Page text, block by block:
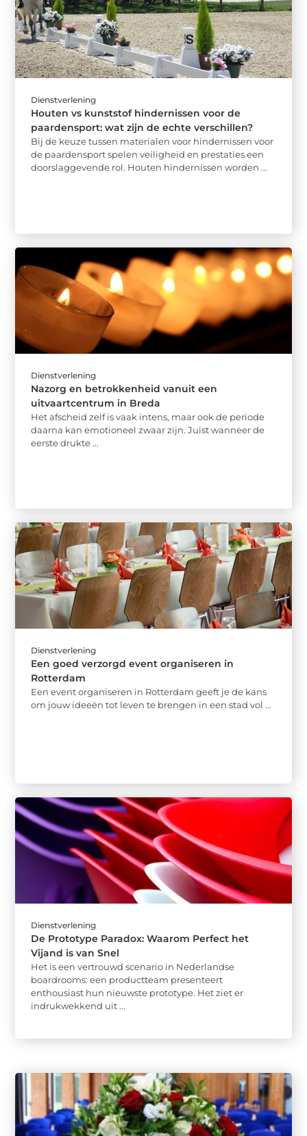
Dienstverlening
Houten vs kunststof hindernissen voor de
paardensport: wat zijn de echte verschillen?
Bij de keuze tussen materialen voor hindernissen voor
de paardensport spelen veiligheid en prestaties een
doorslaggevende rol. Houten hindernissen worden ...
Dienstverlening
Nazorg en betrokkenheid vanuit een
uitvaartcentrum in Breda
Het afscheid zelf is vaak intens, maar ook de periode
daarna kan emotioneel zwaar zijn. Juist wanneer de
eerste drukte ...
Dienstverlening
Een goed verzorgd event organiseren in
Rotterdam
Een event organiseren in Rotterdam geeft je de kans
om jouw ideeën tot leven te brengen in een stad vol ...
Dienstverlening
De Prototype Paradox: Waarom Perfect het
Vijand is van Snel
Het is een vertrouwd scenario in Nederlandse
boardrooms: een productteam presenteert
enthousiast hun nieuwste prototype. Het ziet er
indrukwekkend uit ...